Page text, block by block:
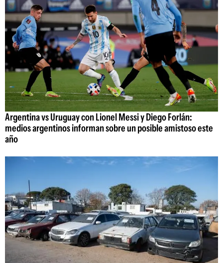
Argentina vs Uruguay con Lionel Messi y Diego Forlán:
medios argentinos informan sobre un posible amistoso este
año